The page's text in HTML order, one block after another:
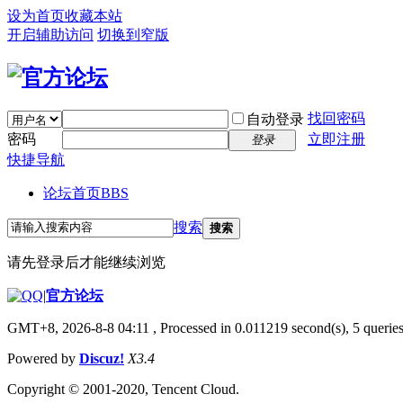
设为首页收藏本站
开启辅助访问 切换到窄版
自动登录 找回密码
密码
登录
立即注册
快捷导航
论坛首页BBS
搜索 搜索
请先登录后才能继续浏览
|官方论坛
GMT+8, 2026-8-8 04:11 , Processed in 0.011219 second(s), 5
Powered by Discuz! X3.4
Copyright © 2001-2020, Tencent Cloud.